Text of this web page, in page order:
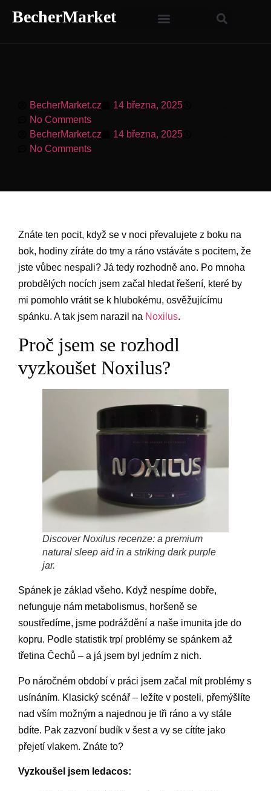
BecherMarket
BecherMarket.cz 14 března, 2025
No Comments
BecherMarket.cz
14 března, 2025
No Comments
Znáte ten pocit, když se v noci převalujete z boku na
bok, hodiny zíráte do tmy a ráno vstáváte s pocitem, že
jste vůbec nespali? Já tedy rozhodně ano. Po mnoha
probdělých nocích jsem začal hledat řešení, které by
mi pomohlo vrátit se k hlubokému, osvěžujícímu
spánku. A tak jsem narazil na Noxilus.
Proč jsem se rozhodl
vyzkoušet Noxilus?
Discover Noxilus recenze: a premium
natural sleep aid in a striking dark purple
jar.
Spánek je základ všeho. Když nespíme dobře,
nefunguje nám metabolismus, horšeně se
soustředíme, jsme podráždění a naše imunita jde do
kopru. Podle statistik trpí problémy se spánkem až
třetina Čechů – a já jsem byl jedním z nich.
Po náročném období v práci jsem začal mít problémy s
usínáním. Klasický scénář – ležíte v posteli, přemýšlíte
nad vším možným a najednou je tři ráno a vy stále
bdíte. Pak zazvoní budík v šest a vy se cítíte jako
přejetí vlakem. Znáte to?
Vyzkoušel jsem ledacos: